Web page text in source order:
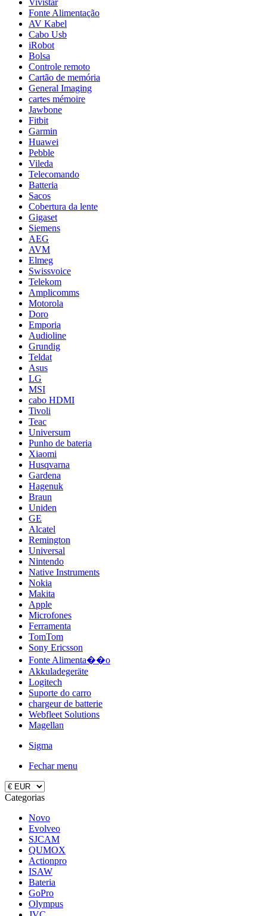
Vivistar
Fonte Alimentação
AV Kabel
Cabo Usb
iRobot
Bolsa
Controle remoto
Cartão de memória
General Imaging
cartes mémoire
Jawbone
Fitbit
Garmin
Huawei
Pebble
Vileda
Telecomando
Batteria
Sacos
Cobertura da lente
Gigaset
Siemens
AEG
AVM
Elmeg
Swissvoice
Telekom
Amplicomms
Motorola
Doro
Emporia
Audioline
Grundig
Teldat
Asus
LG
MSI
cabo HDMI
Tivoli
Teac
Universum
Punho de bateria
Xiaomi
Husqvarna
Gardena
Hagenuk
Braun
Uniden
GE
Alcatel
Remington
Universal
Nintendo
Native Instruments
Nokia
Makita
Apple
Microfones
Ferramenta
TomTom
Sony Ericsson
Fonte Alimenta��o
Akkuladegeräte
Logitech
Suporte do carro
chargeur de batterie
Webfleet Solutions
Magellan
Sigma
Fechar menu
Categorias
Novo
Evolveo
SJCAM
QUMOX
Actionpro
ISAW
Bateria
GoPro
Olympus